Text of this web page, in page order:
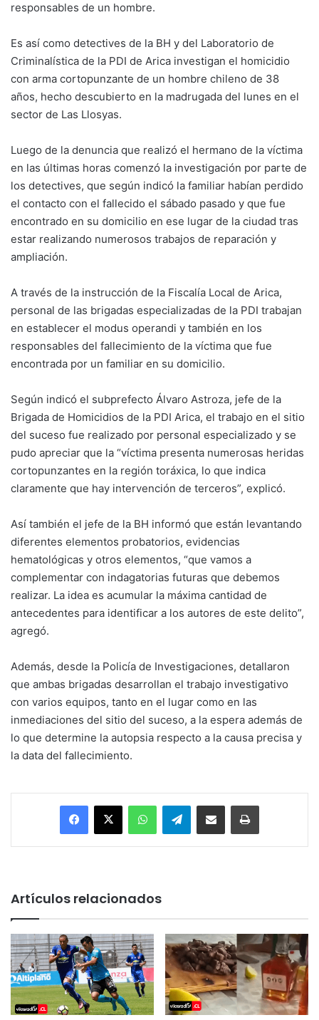
responsables de un hombre.
Es así como detectives de la BH y del Laboratorio de
Criminalística de la PDI de Arica investigan el homicidio
con arma cortopunzante de un hombre chileno de 38
años, hecho descubierto en la madrugada del lunes en el
sector de Las Llosyas.
Luego de la denuncia que realizó el hermano de la víctima
en las últimas horas comenzó la investigación por parte de
los detectives, que según indicó la familiar habían perdido
el contacto con el fallecido el sábado pasado y que fue
encontrado en su domicilio en ese lugar de la ciudad tras
estar realizando numerosos trabajos de reparación y
ampliación.
A través de la instrucción de la Fiscalía Local de Arica,
personal de las brigadas especializadas de la PDI trabajan
en establecer el modus operandi y también en los
responsables del fallecimiento de la víctima que fue
encontrada por un familiar en su domicilio.
Según indicó el subprefecto Álvaro Astroza, jefe de la
Brigada de Homicidios de la PDI Arica, el trabajo en el sitio
del suceso fue realizado por personal especializado y se
pudo apreciar que la “víctima presenta numerosas heridas
cortopunzantes en la región toráxica, lo que indica
claramente que hay intervención de terceros”, explicó.
Así también el jefe de la BH informó que están levantando
diferentes elementos probatorios, evidencias
hematológicas y otros elementos, “que vamos a
complementar con indagatorias futuras que debemos
realizar. La idea es acumular la máxima cantidad de
antecedentes para identificar a los autores de este delito”,
agregó.
Además, desde la Policía de Investigaciones, detallaron
que ambas brigadas desarrollan el trabajo investigativo
con varios equipos, tanto en el lugar como en las
inmediaciones del sitio del suceso, a la espera además de
lo que determine la autopsia respecto a la causa precisa y
la data del fallecimiento.
Facebook
X WhatsAppTelegramEnviar vía email Imprimir
Artículos relacionados